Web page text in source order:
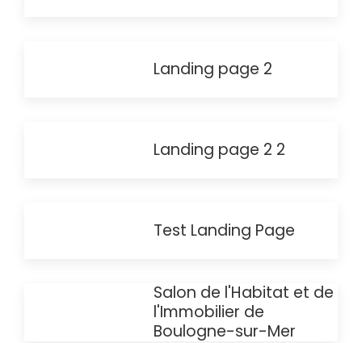
Landing page 2
Landing page 2 2
Test Landing Page
Salon de l'Habitat et de
l'Immobilier de
Boulogne-sur-Mer